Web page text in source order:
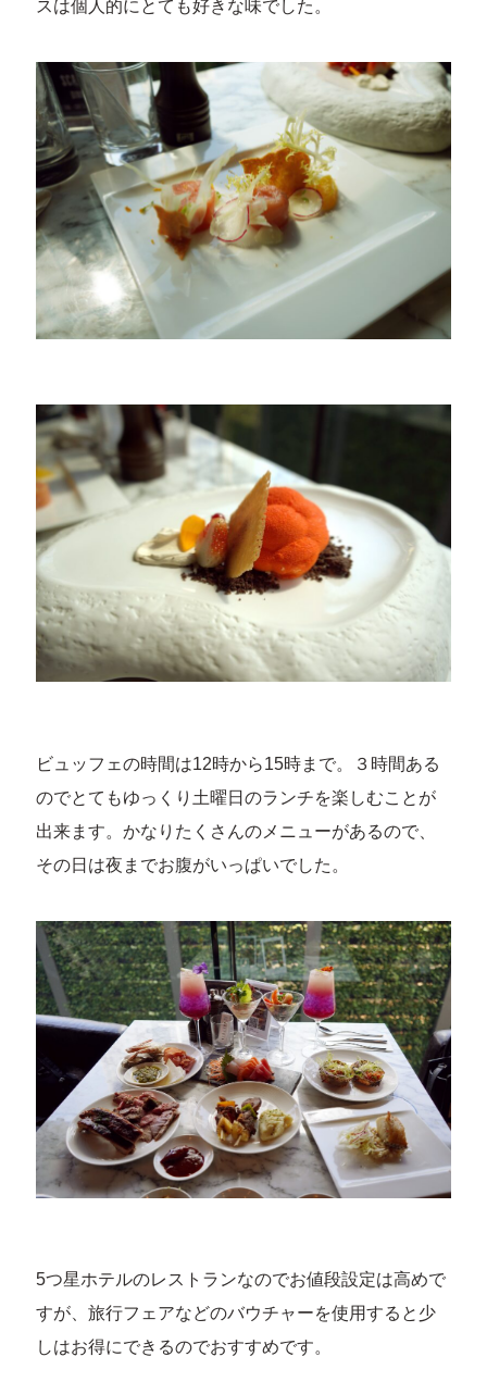
スは個人的にとても好きな味でした。
ビュッフェの時間は12時から15時まで。３時間ある
のでとてもゆっくり土曜日のランチを楽しむことが
出来ます。かなりたくさんのメニューがあるので、
その日は夜までお腹がいっぱいでした。
5つ星ホテルのレストランなのでお値段設定は高めで
すが、旅行フェアなどのバウチャーを使用すると少
しはお得にできるのでおすすめです。